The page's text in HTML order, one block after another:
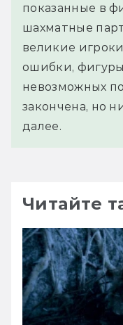
показанные в
шахматные
великие
ошибки, фигуры
невозможных
закончена, но
далее.
Читайте